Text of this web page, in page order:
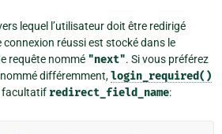
lequel l’utilisateur doit être redirigé
réussi est stocké dans le
requête nommé "next". Si vous préférez
différemment,login_required()
facultatif redirect_field_name: